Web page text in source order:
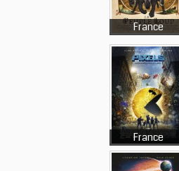
France
France